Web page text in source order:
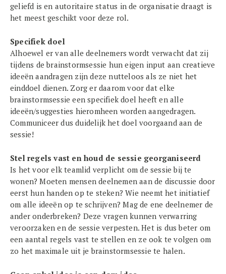
geliefd is en autoritaire status in de organisatie draagt is
het meest geschikt voor deze rol.
Specifiek doel
Alhoewel er van alle deelnemers wordt verwacht dat zij
tijdens de brainstormsessie hun eigen input aan creatieve
ideeën aandragen zijn deze nutteloos als ze niet het
einddoel dienen. Zorg er daarom voor dat elke
brainstormsessie een specifiek doel heeft en alle
ideeën/suggesties hieromheen worden aangedragen.
Communiceer dus duidelijk het doel voorgaand aan de
sessie!
Stel regels vast en houd de sessie georganiseerd
Is het voor elk teamlid verplicht om de sessie bij te
wonen? Moeten mensen deelnemen aan de discussie door
eerst hun handen op te steken? Wie neemt het initiatief
om alle ideeën op te schrijven? Mag de ene deelnemer de
ander onderbreken? Deze vragen kunnen verwarring
veroorzaken en de sessie verpesten. Het is dus beter om
een aantal regels vast te stellen en ze ook te volgen om
zo het maximale uit je brainstormsessie te halen.